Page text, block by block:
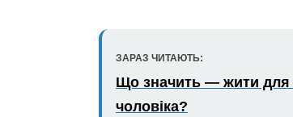
ЗАРАЗ ЧИТАЮТЬ:
Що значить — жити для
чоловіка?